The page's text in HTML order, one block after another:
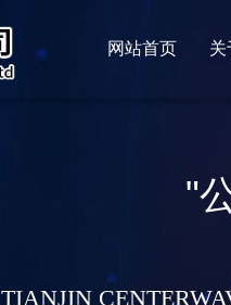
网站首页 关
"
TIANJIN